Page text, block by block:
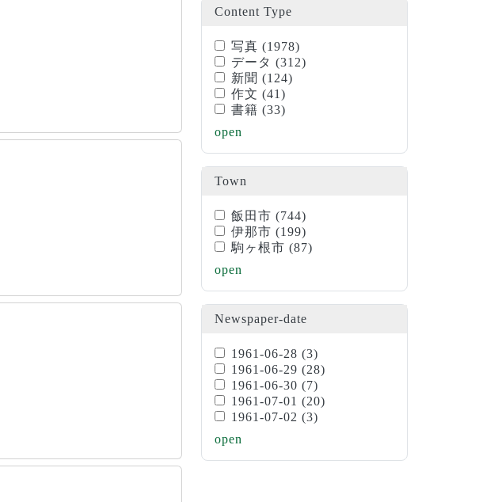
Content Type
写真 (1978)
データ (312)
新聞 (124)
作文 (41)
書籍 (33)
open
Town
飯田市 (744)
伊那市 (199)
駒ヶ根市 (87)
open
Newspaper-date
1961-06-28 (3)
1961-06-29 (28)
1961-06-30 (7)
1961-07-01 (20)
1961-07-02 (3)
open